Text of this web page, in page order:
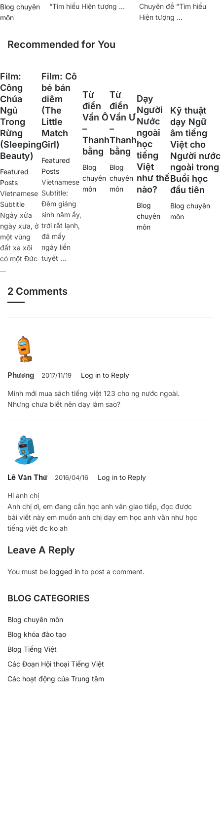
Blog chuyên
môn
“Tìm hiểu Hiện tượng …
Chuyên đề “Tìm hiểu
Hiện tượng …
Recommended for You
Film:
Công
Chúa
Ngủ
Trong
Rừng
(Sleeping
Beauty)
Featured
Posts
Vietnamese
Subtitle
Ngày xửa
ngày xưa, ở
một vùng
đất xa xôi
có một Đức
…
Film: Cô
bé bán
diêm
(The
Little
Match
Girl)
Featured
Posts
Vietnamese
Subtitle:
Đêm giáng
sinh năm ấy,
trời rất lạnh,
đã mấy
ngày liền
tuyết …
Từ
điển
Vần Ô
–
Thanh
bằng
Blog
chuyên
môn
Từ
điển
Vần Ư
–
Thanh
bằng
Blog
chuyên
môn
Dạy
Người
Nước
ngoài
học
tiếng
Việt
như thế
nào?
Blog
chuyên
môn
Kỹ thuật
dạy Ngữ
âm tiếng
Việt cho
Người nước
ngoài trong
Buổi học
đầu tiên
Blog chuyên
môn
2 Comments
Phương 2017/11/19 Log in to Reply
Mình mới mua sách tiếng việt 123 cho ng nước ngoài.
Nhưng chưa biết nên dạy làm sao?
Lê Văn Thứ 2016/04/16 Log in to Reply
Hi anh chị
Anh chị ơi, em đang cần học anh văn giao tiếp, đọc được
bài viết này em muốn anh chị dạy em học anh văn như học
tiếng việt đc ko ah
Leave A Reply
You must be logged in to post a comment.
BLOG CATEGORIES
Blog chuyên môn
Blog khóa đào tạo
Blog Tiếng Việt
Các Đoạn Hội thoại Tiếng Việt
Các hoạt động của Trung tâm